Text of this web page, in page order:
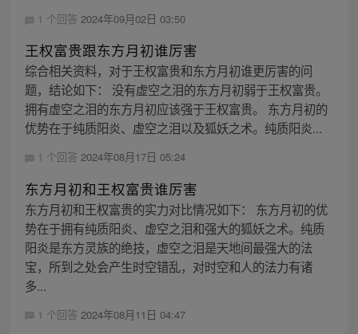
1 个回答 2024年09月02日 03:50
王权富贵跟东方月初谁厉害
综合相关资料，对于王权富贵和东方月初谁更厉害的问
题，结论如下： 没有虚空之泪的东方月初弱于王权富贵。
拥有虚空之泪的东方月初应该强于王权富贵。 东方月初的
优势在于纯质阳炎、虚空之泪以及狐妖之术。纯质阳炎...
1 个回答 2024年08月17日 05:24
东方月初和王权富贵谁厉害
东方月初和王权富贵的实力对比情况如下： 东方月初的优
势在于拥有纯质阳炎、虚空之泪和强大的狐妖之术。纯质
阳炎是东方灵族的绝技，虚空之泪是天地间最强大的法
宝，所到之处会产生时空错乱，对时空和人的法力有诸
多...
1 个回答 2024年08月11日 04:47